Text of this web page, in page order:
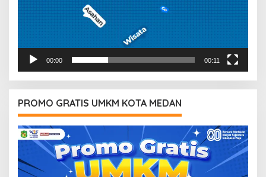
00:00 00:11
PROMO GRATIS UMKM KOTA MEDAN